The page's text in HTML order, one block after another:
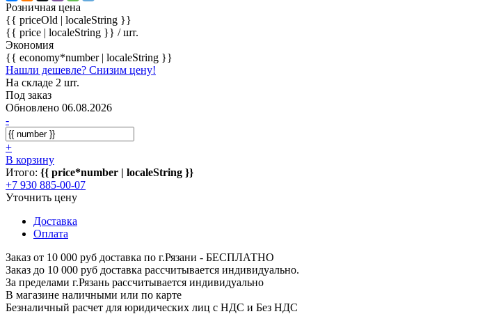
Розничная цена
{{ priceOld | localeString }}
{{ price | localeString }} / шт.
Экономия
{{ economy*number | localeString }}
Нашли дешевле? Снизим цену!
На складе 2 шт.
Под заказ
Обновлено 06.08.2026
-
+
В корзину
Итого: {{ price*number | localeString }}
+7 930 885-00-07
Уточнить цену
Доставка
Оплата
Заказ от 10 000 руб доставка по г.Рязани - БЕСПЛАТНО
Заказ до 10 000 руб доставка рассчитывается индивидуально.
За пределами г.Рязань рассчитывается индивидуально
В магазине наличными или по карте
Безналичный расчет для юридических лиц с НДС и Без НДС